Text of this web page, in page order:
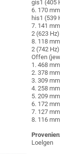
gis1 (405
6. 170
his1 (539
7. 141
2 (623 Hz)
8. 118
2 (742 Hz)
Offen
1. 468
2. 378
3. 309
4. 258
5. 209
6. 172
7. 127
8. 116
Loelgen